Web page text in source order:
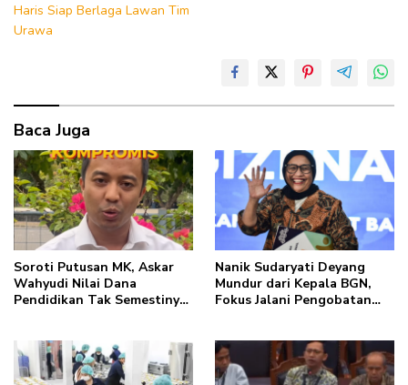
Haris Siap Berlaga Lawan Tim
Urawa
Baca Juga
Soroti Putusan MK, Askar
Wahyudi Nilai Dana
Pendidikan Tak Semestinya
Nanik Sudaryati Deyang
Mundur dari Kepala BGN,
Fokus Jalani Pengobatan